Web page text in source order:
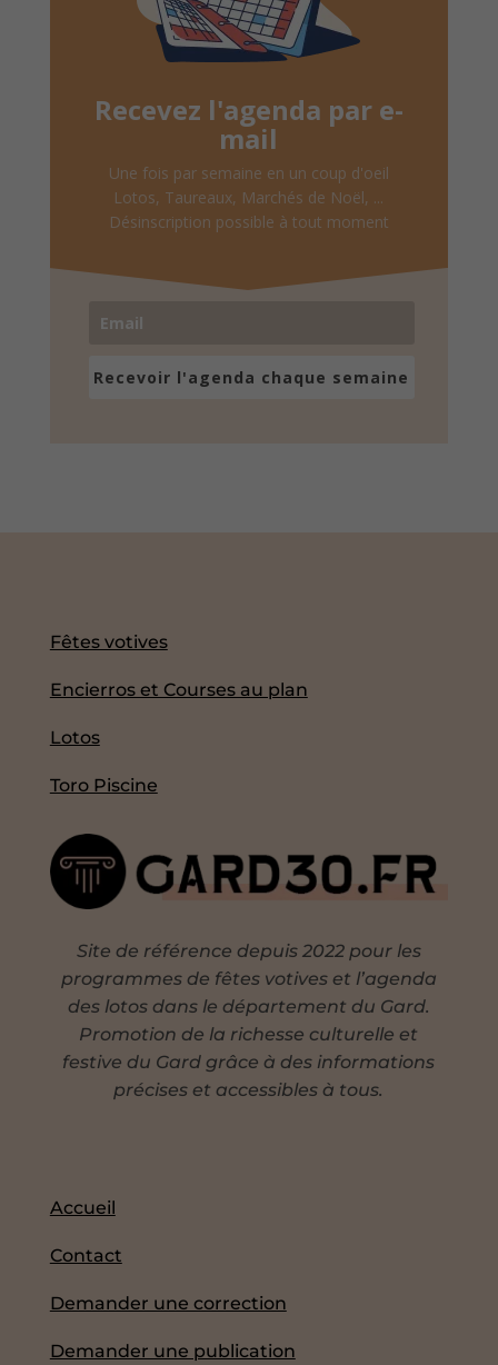
Recevez l'agenda par e-
mail
Une fois par semaine en un coup d'oeil
Lotos, Taureaux, Marchés de Noël, ...
Désinscription possible à tout moment
Recevoir l'agenda chaque semaine
Fêtes votives
Encierros et Courses au plan
Lotos
Toro Piscine
Site de référence depuis 2022 pour les
programmes de fêtes votives et l’agenda
des lotos dans le département du Gard.
Promotion de la richesse culturelle et
festive du Gard grâce à des informations
précises et accessibles à tous.
Accueil
Contact
Demander une correction
Demander une publication